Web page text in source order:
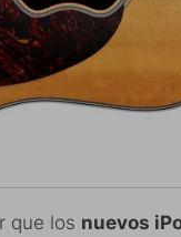
que los nuevos